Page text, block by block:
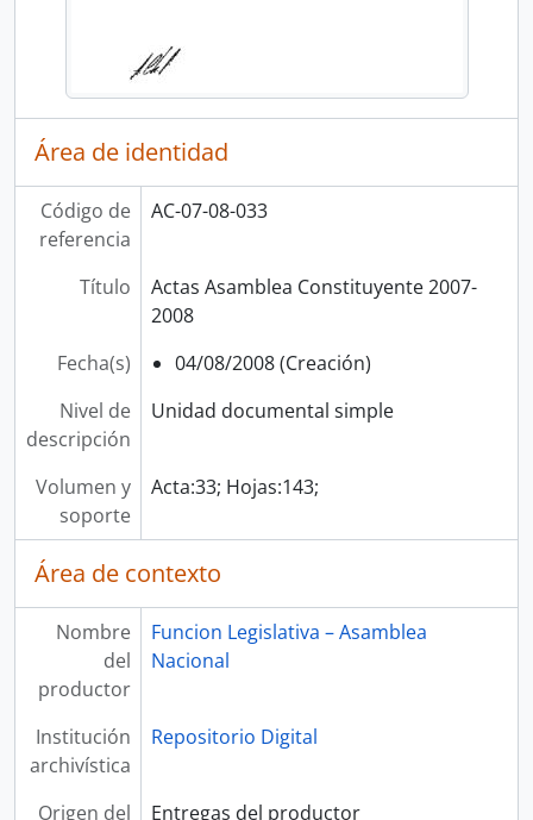
Área de identidad
Código de
referencia
AC-07-08-033
Título
Actas Asamblea Constituyente 2007-
2008
Fecha(s)
04/08/2008 (Creación)
Nivel de
descripción
Unidad documental simple
Volumen y
soporte
Acta:33; Hojas:143;
Área de contexto
Nombre
del
productor
Funcion Legislativa – Asamblea
Nacional
Institución
archivística
Repositorio Digital
Origen del
Entregas del productor